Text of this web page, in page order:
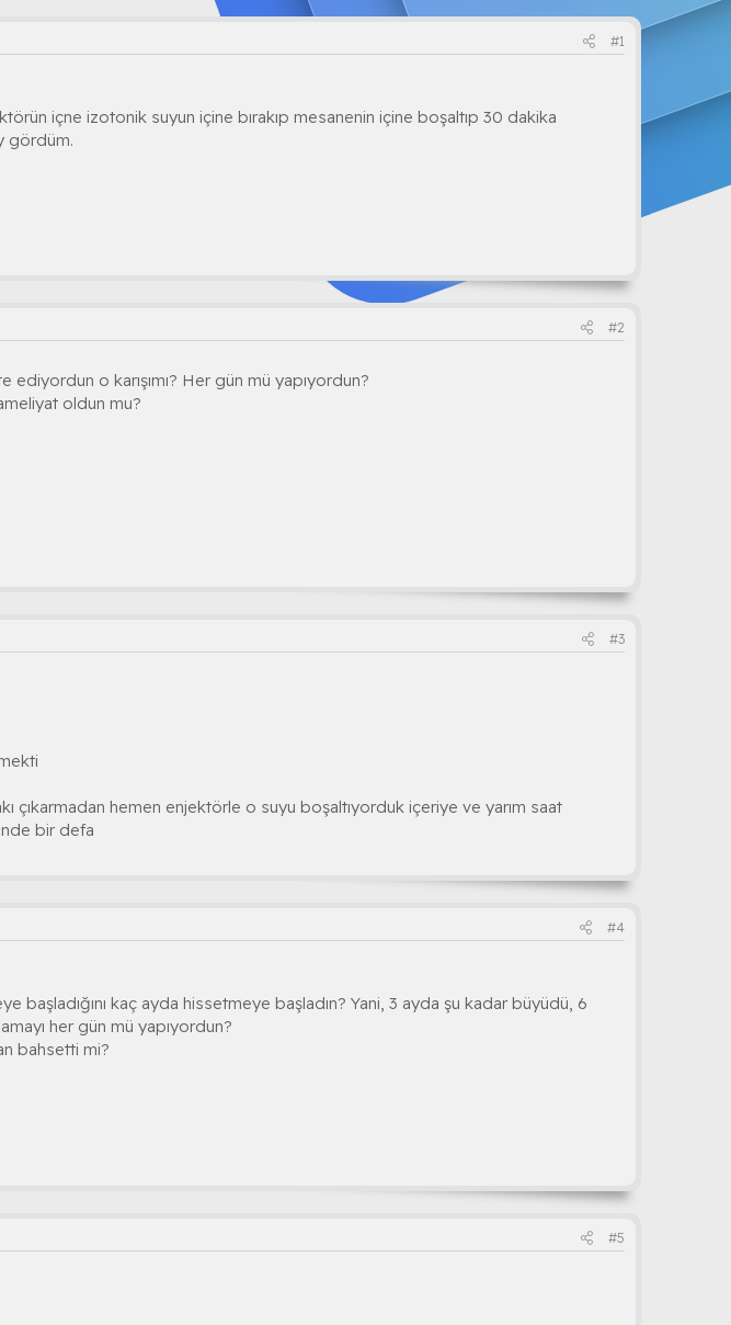
#1
içne izotonik suyun içine bırakıp mesanenin içine boşaltıp 30 dakika
gördüm.
#2
ediyordun o karışımı? Her gün mü yapıyordun?
oldun mu?
#3
çıkarmadan hemen enjektörle o suyu boşaltıyorduk içeriye ve yarım saat
bir defa
#4
başladığını kaç ayda hissetmeye başladın? Yani, 3 ayda şu kadar büyüdü, 6
her gün mü yapıyordun?
bahsetti mi?
#5